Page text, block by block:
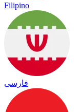
Filipino
فارسی